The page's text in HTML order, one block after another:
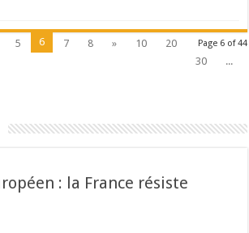
Page 6 of 44
5 6 7 8 » 10
20
30
...
: la France résiste